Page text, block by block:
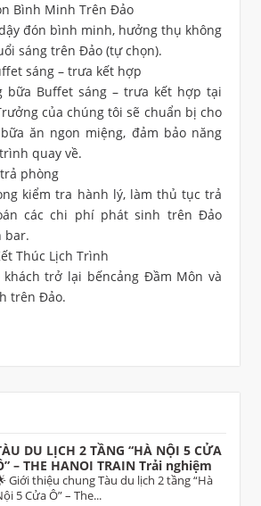
Bình Minh Trên Đảo
đón bình minh, hưởng thụ không
sáng trên Đảo (tự chọn).
sáng – trưa kết hợp
bữa Buffet sáng – trưa kết hợp tại
của chúng tôi sẽ chuẩn bị cho
ăn ngon miệng, đảm bảo năng
quay về.
phòng
kiểm tra hành lý, làm thủ tục trả
các chi phí phát sinh trên Đảo
bar.
Thúc Lịch Trình
khách trở lại bếncảng Đầm Môn và
trên Đảo.
DU LỊCH 2 TẦNG “HÀ NỘI 5 CỬA
– THE HANOI TRAIN Trải nghiệm
sản độc đáo dịp 30/4 trên tuyến Hà
– Từ Sơn (Bắc Ninh)
Giới thiệu chung Tàu du lịch 2 tầng “Hà
5 Cửa Ô” – The...